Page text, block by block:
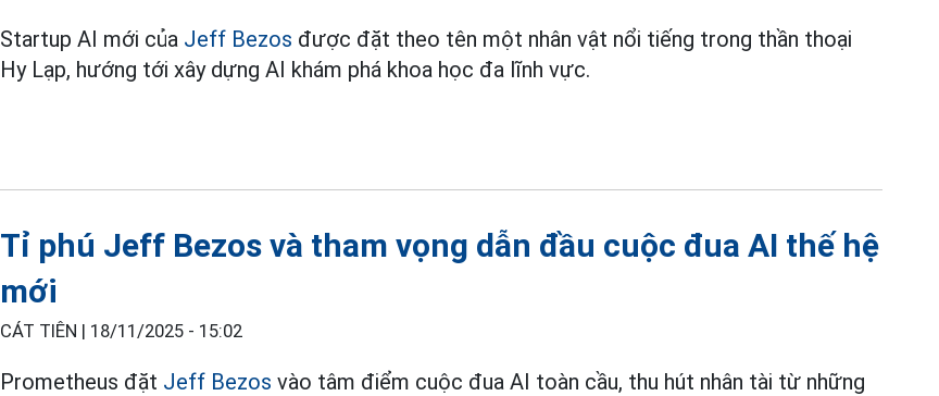
Startup AI mới của Jeff Bezos được đặt theo tên một nhân vật nổi tiếng trong thần thoại
Hy Lạp, hướng tới xây dựng AI khám phá khoa học đa lĩnh vực.
Tỉ phú Jeff Bezos và tham vọng dẫn đầu cuộc đua AI thế hệ
mới
CÁT TIÊN | 18/11/2025 - 15:02
Prometheus đặt Jeff Bezos vào tâm điểm cuộc đua AI toàn cầu, thu hút nhân tài từ những